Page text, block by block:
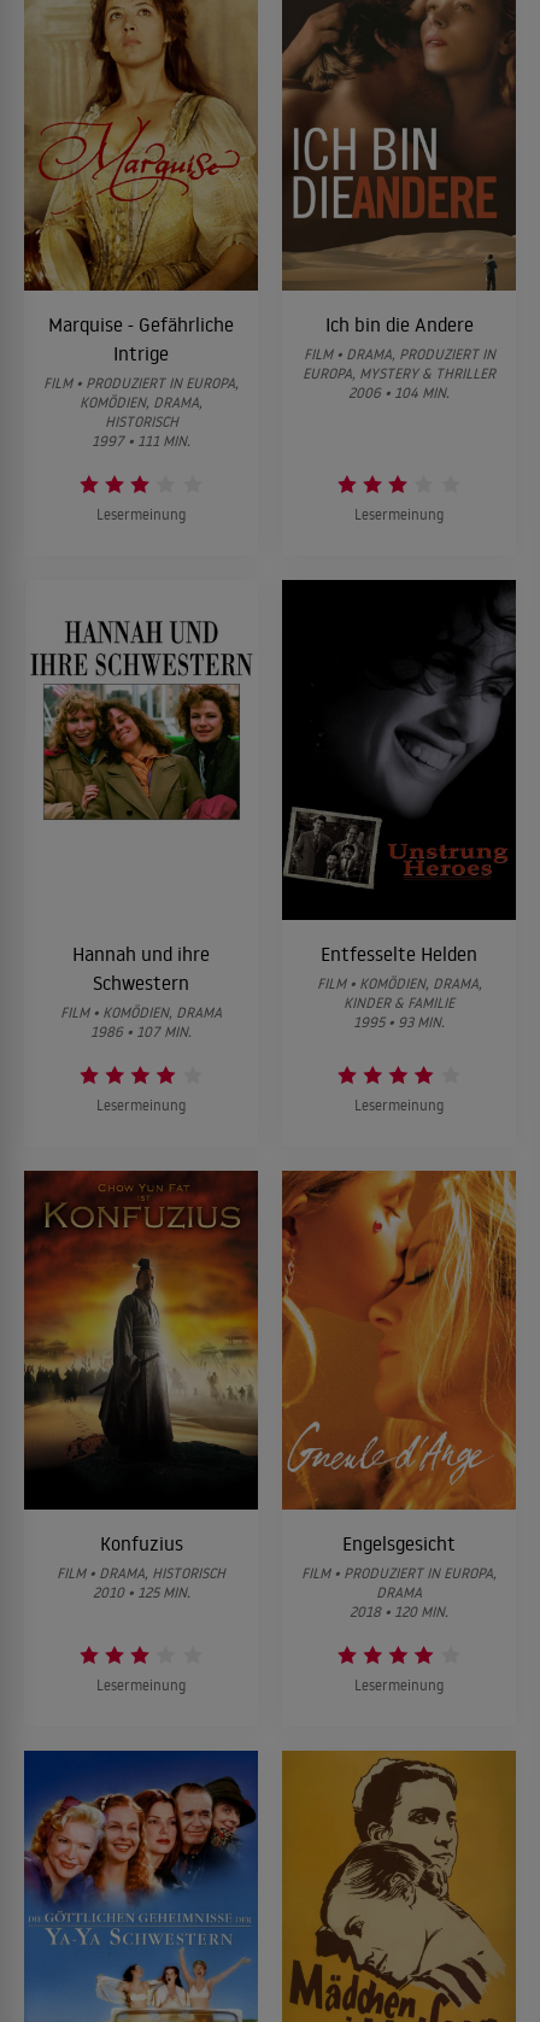
Marquise - Gefährliche
Intrige
FILM • PRODUZIERT IN EUROPA,
KOMÖDIEN, DRAMA,
HISTORISCH
1997 • 111 MIN.
Lesermeinung
Ich bin die Andere
FILM • DRAMA, PRODUZIERT IN
EUROPA, MYSTERY & THRILLER
2006 • 104 MIN.
Lesermeinung
Hannah und ihre
Schwestern
FILM • KOMÖDIEN, DRAMA
1986 • 107 MIN.
Lesermeinung
Entfesselte Helden
FILM • KOMÖDIEN, DRAMA,
KINDER & FAMILIE
1995 • 93 MIN.
Lesermeinung
Konfuzius
FILM • DRAMA, HISTORISCH
2010 • 125 MIN.
Lesermeinung
Engelsgesicht
FILM • PRODUZIERT IN EUROPA,
DRAMA
2018 • 120 MIN.
Lesermeinung